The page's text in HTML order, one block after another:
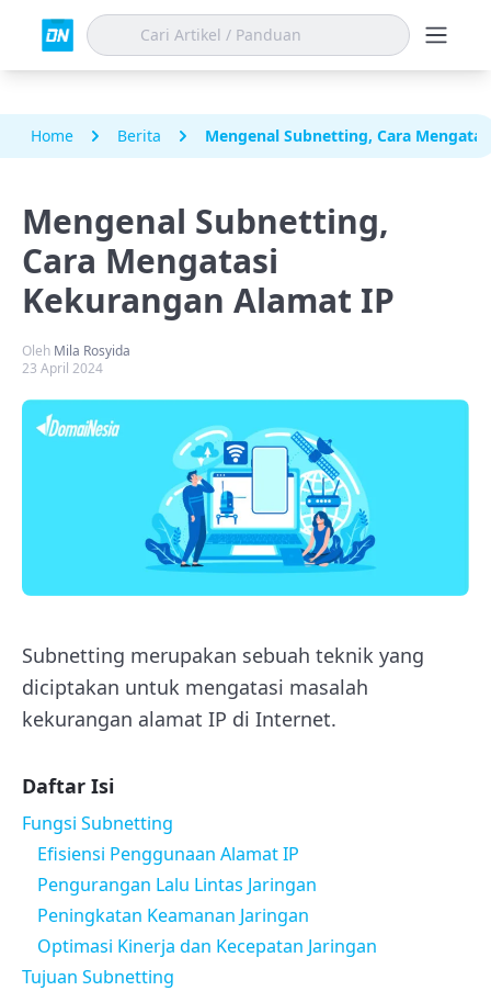
Home Berita Mengenal Subnetting, Cara
Mengenal Subnetting,
Cara Mengatasi
Kekurangan Alamat IP
Oleh Mila Rosyida
23 April 2024
Subnetting merupakan sebuah teknik yang
diciptakan untuk mengatasi masalah
kekurangan alamat IP di Internet.
Daftar Isi
Fungsi Subnetting
Efisiensi Penggunaan Alamat IP
Pengurangan Lalu Lintas Jaringan
Peningkatan Keamanan Jaringan
Optimasi Kinerja dan Kecepatan Jaringan
Tujuan Subnetting